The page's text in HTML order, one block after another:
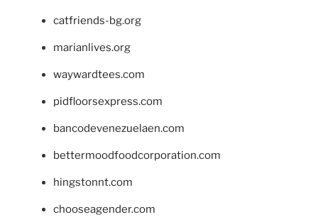
catfriends-bg.org
marianlives.org
waywardtees.com
pidfloorsexpress.com
bancodevenezuelaen.com
bettermoodfoodcorporation.com
hingstonnt.com
chooseagender.com